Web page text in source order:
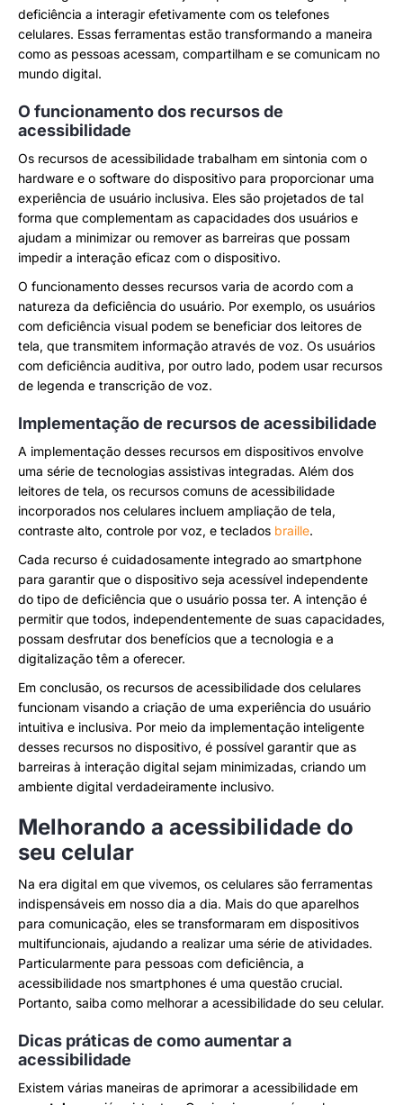
deficiência a interagir efetivamente com os telefones
celulares. Essas ferramentas estão transformando a maneira
como as pessoas acessam, compartilham e se comunicam no
mundo digital.
O funcionamento dos recursos de
acessibilidade
Os recursos de acessibilidade trabalham em sintonia com o
hardware e o software do dispositivo para proporcionar uma
experiência de usuário inclusiva. Eles são projetados de tal
forma que complementam as capacidades dos usuários e
ajudam a minimizar ou remover as barreiras que possam
impedir a interação eficaz com o dispositivo.
O funcionamento desses recursos varia de acordo com a
natureza da deficiência do usuário. Por exemplo, os usuários
com deficiência visual podem se beneficiar dos leitores de
tela, que transmitem informação através de voz. Os usuários
com deficiência auditiva, por outro lado, podem usar recursos
de legenda e transcrição de voz.
Implementação de recursos de acessibilidade
A implementação desses recursos em dispositivos envolve
uma série de tecnologias assistivas integradas. Além dos
leitores de tela, os recursos comuns de acessibilidade
incorporados nos celulares incluem ampliação de tela,
contraste alto, controle por voz, e teclados braille.
Cada recurso é cuidadosamente integrado ao smartphone
para garantir que o dispositivo seja acessível independente
do tipo de deficiência que o usuário possa ter. A intenção é
permitir que todos, independentemente de suas capacidades,
possam desfrutar dos benefícios que a tecnologia e a
digitalização têm a oferecer.
Em conclusão, os recursos de acessibilidade dos celulares
funcionam visando a criação de uma experiência do usuário
intuitiva e inclusiva. Por meio da implementação inteligente
desses recursos no dispositivo, é possível garantir que as
barreiras à interação digital sejam minimizadas, criando um
ambiente digital verdadeiramente inclusivo.
Melhorando a acessibilidade do
seu celular
Na era digital em que vivemos, os celulares são ferramentas
indispensáveis em nosso dia a dia. Mais do que aparelhos
para comunicação, eles se transformaram em dispositivos
multifuncionais, ajudando a realizar uma série de atividades.
Particularmente para pessoas com deficiência, a
acessibilidade nos smartphones é uma questão crucial.
Portanto, saiba como melhorar a acessibilidade do seu celular.
Dicas práticas de como aumentar a
acessibilidade
Existem várias maneiras de aprimorar a acessibilidade em